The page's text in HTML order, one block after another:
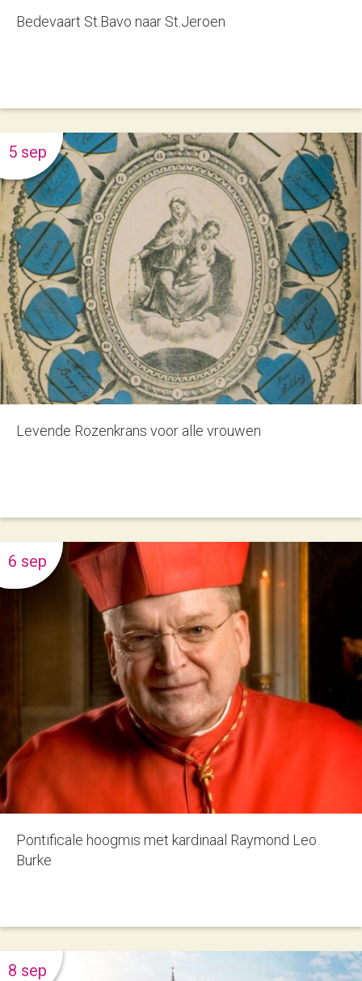
Bedevaart St.Bavo naar St.Jeroen
Levende Rozenkrans voor alle vrouwen
5 sep
Pontificale hoogmis met kardinaal Raymond Leo
Burke
6 sep
8 sep